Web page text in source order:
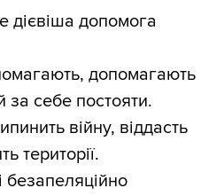
дієвіша допомога
допомагають
за себе постояти.
війну, віддасть
території.
безапеляційно